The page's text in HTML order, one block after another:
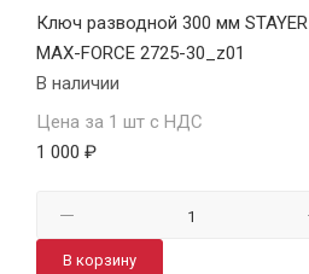
Ключ разводной 300 мм STAYER
MAX-FORCE 2725-30_z01
В наличии
Цена за 1 шт с НДС
1 000 ₽
В корзину